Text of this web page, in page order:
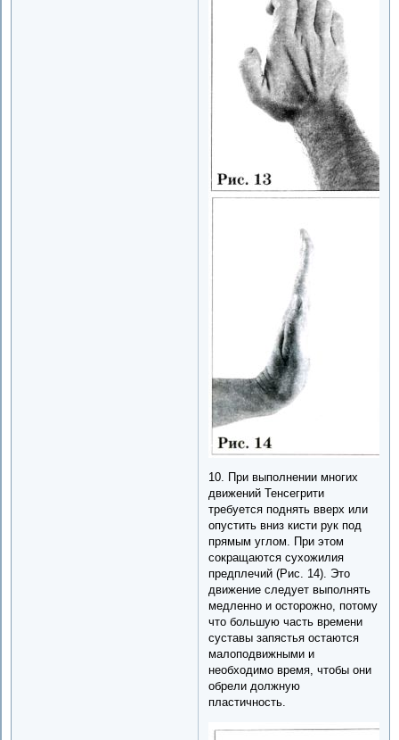
10. При выполнении многих
движений Тенсегрити
требуется поднять вверх или
опустить вниз кисти рук под
прямым углом. При этом
сокращаются сухожилия
предплечий (Рис. 14). Это
движение следует выполнять
медленно и осторожно, потому
что большую часть времени
суставы запястья остаются
малоподвижными и
необходимо время, чтобы они
обрели должную
пластичность.